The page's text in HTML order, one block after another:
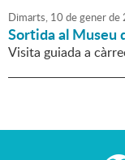
Dimarts, 10 degenerde
Sortida al Museu
Visita guiada a